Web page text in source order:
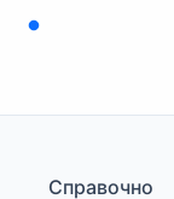
Справочно